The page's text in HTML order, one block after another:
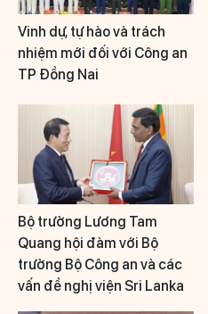
Vinh dự, tự hào và trách
nhiệm mới đối với Công an
TP Đồng Nai
Bộ trưởng Lương Tam
Quang hội đàm với Bộ
trưởng Bộ Công an và các
vấn đề nghị viện Sri Lanka